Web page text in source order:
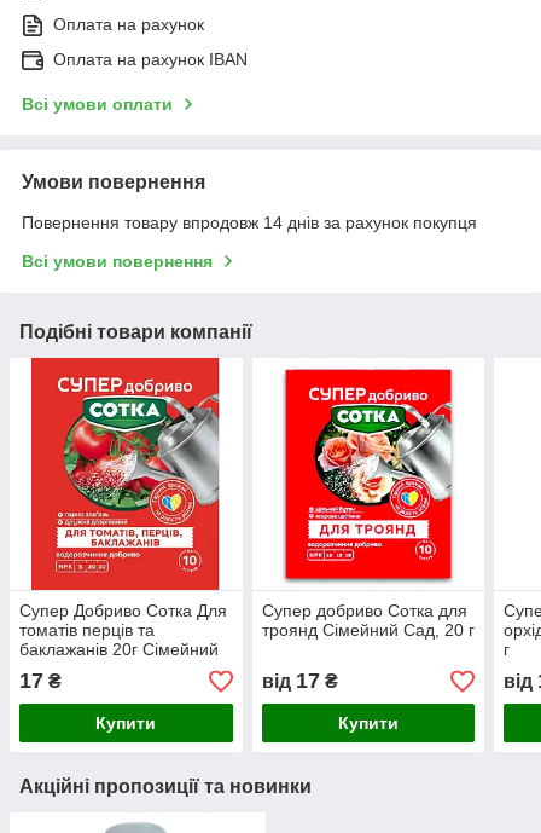
Оплата на рахунок
Оплата на рахунок IBAN
Всі умови оплати
Умови повернення
Повернення товару впродовж 14 днів за рахунок покупця
Всі умови повернення
Подібні товари компанії
Супер Добриво Сотка Для
томатів перців та
баклажанів 20г Сімейний
Сад
17 ₴
Купити
Супер добриво Сотка для
троянд Сімейний Сад, 20 г
від 17₴
Купити
г
від
Акційні пропозиції та новинки